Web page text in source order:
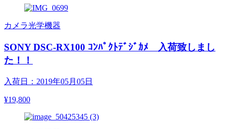
カメラ光学機器
SONY DSC-RX100 ｺﾝﾊﾟｸﾄﾃﾞｼﾞｶﾒ 入荷致しまし
た！！
入荷日：2019年05月05日
¥19,800